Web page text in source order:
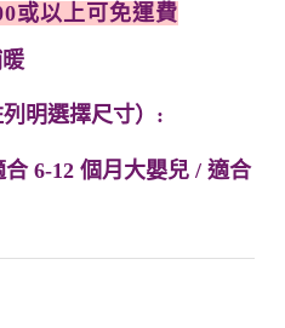
或以上可免運費
明選擇尺寸） :
合6-12 個月大嬰兒 / 適合